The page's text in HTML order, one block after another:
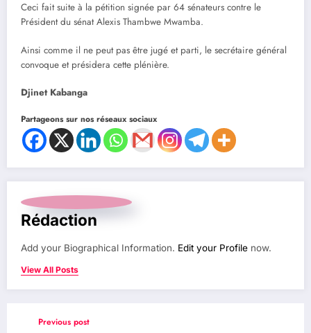
Ceci fait suite à la pétition signée par 64 sénateurs contre le
Président du sénat Alexis Thambwe Mwamba.
Ainsi comme il ne peut pas être jugé et parti, le secrétaire général
convoque et présidera cette plénière.
Djinet Kabanga
Partageons sur nos réseaux sociaux
Rédaction
Add your Biographical Information. Edit your Profile now.
View All Posts
Previous post